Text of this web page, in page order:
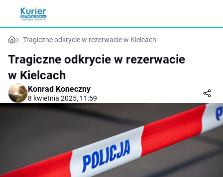
Tragiczne odkrycie w rezerwacie w Kielcach
Tragiczne odkrycie w rezerwacie
w Kielcach
Konrad Koneczny
8 kwietnia 2025, 11:59